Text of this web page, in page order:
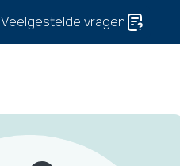
Veelgestelde vragen